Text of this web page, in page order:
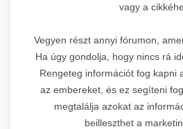
vagy a
Vegyen részt annyi fórumon,
Ha úgy gondolja, hogy nincs rá
Rengeteg információt fog kapni
az embereket, és ez segíteni
megtalálja azokat az
beilleszthet a